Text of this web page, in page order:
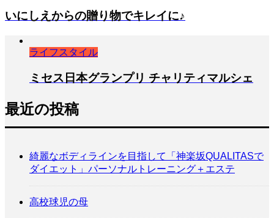
いにしえからの贈り物でキレイに♪
ライフスタイル
ミセス日本グランプリ チャリティマルシェ
最近の投稿
綺麗なボディラインを目指して「神楽坂QUALITASで
ダイエット」パーソナルトレーニング＋エステ
高校球児の母